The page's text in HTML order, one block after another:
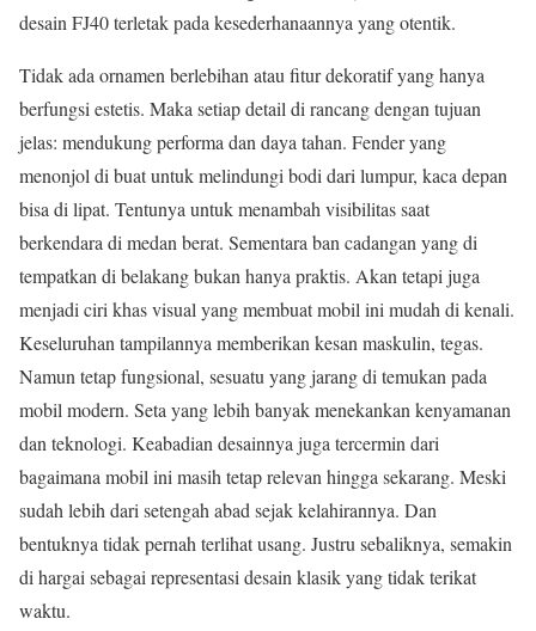
desain FJ40 terletak pada kesederhanaannya yang otentik.
Tidak ada ornamen berlebihan atau fitur dekoratif yang hanya
berfungsi estetis. Maka setiap detail di rancang dengan tujuan
jelas: mendukung performa dan daya tahan. Fender yang
menonjol di buat untuk melindungi bodi dari lumpur, kaca depan
bisa di lipat. Tentunya untuk menambah visibilitas saat
berkendara di medan berat. Sementara ban cadangan yang di
tempatkan di belakang bukan hanya praktis. Akan tetapi juga
menjadi ciri khas visual yang membuat mobil ini mudah di kenali.
Keseluruhan tampilannya memberikan kesan maskulin, tegas.
Namun tetap fungsional, sesuatu yang jarang di temukan pada
mobil modern. Seta yang lebih banyak menekankan kenyamanan
dan teknologi. Keabadian desainnya juga tercermin dari
bagaimana mobil ini masih tetap relevan hingga sekarang. Meski
sudah lebih dari setengah abad sejak kelahirannya. Dan
bentuknya tidak pernah terlihat usang. Justru sebaliknya, semakin
di hargai sebagai representasi desain klasik yang tidak terikat
waktu.